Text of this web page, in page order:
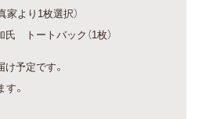
家より1枚選択）
トートバック（1枚）
予定です。
。